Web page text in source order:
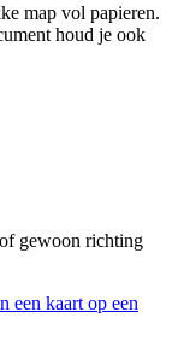
map vol papieren.
houd je ook
gewoon richting